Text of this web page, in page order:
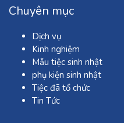
Chuyên mục
Dịch vụ
Kinh nghiệm
Mẫu tiệc sinh nhật
phụ kiện sinh nhật
Tiệc đã tổ chức
Tin Tức